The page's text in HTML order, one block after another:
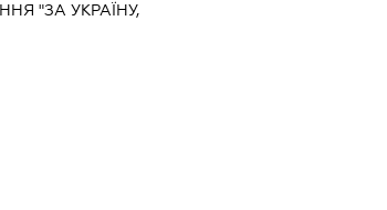
"ЗА УКРАЇНУ,